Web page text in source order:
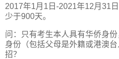
2017年1月1日-2021年12月31
少于900天。
问：只有考生本人具有华侨身
身份（包括父母是外籍或港澳
招？